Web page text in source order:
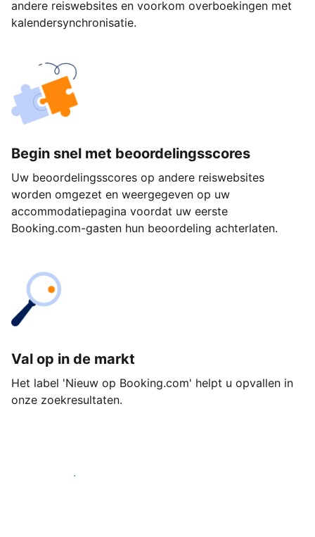
andere reiswebsites en voorkom overboekingen met
kalendersynchronisatie.
Begin snel met beoordelingsscores
Uw beoordelingsscores op andere reiswebsites
worden omgezet en weergegeven op uw
accommodatiepagina voordat uw eerste
Booking.com-gasten hun beoordeling achterlaten.
Val op in de markt
Het label 'Nieuw op Booking.com' helpt u opvallen in
onze zoekresultaten.
Begin vandaag nog